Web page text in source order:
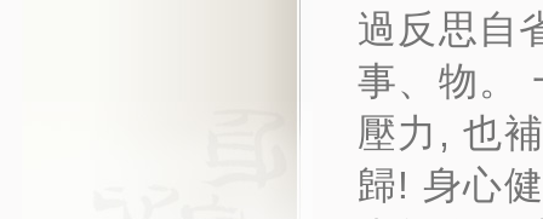
過反思自
事、物。
壓力, 也
歸! 身心